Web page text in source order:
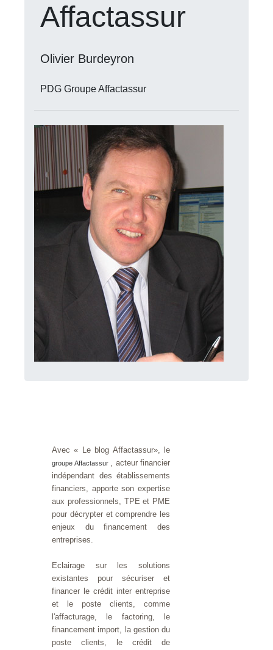
Affactassur
Olivier Burdeyron
PDG Groupe Affactassur
Avec « Le blog Affactassur», le
groupe Affactassur , acteur financier
indépendant des établissements
financiers, apporte son expertise
aux professionnels, TPE et PME
pour décrypter et comprendre les
enjeux du financement des
entreprises.
Eclairage sur les solutions
existantes pour sécuriser et
financer le crédit inter entreprise
et le poste clients, comme
l'affacturage, le factoring, le
financement import, la gestion du
poste clients, le crédit de